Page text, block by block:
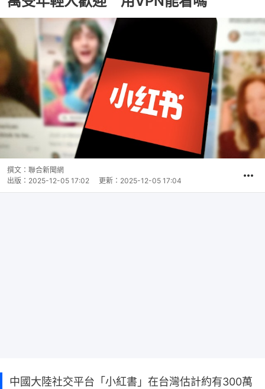
撰文： 聯合新聞網
出版： 2025-12-05 17:02 更新： 2025-12-05 17:04
中國大陸社交平台「小紅書」在台灣估計約有300萬